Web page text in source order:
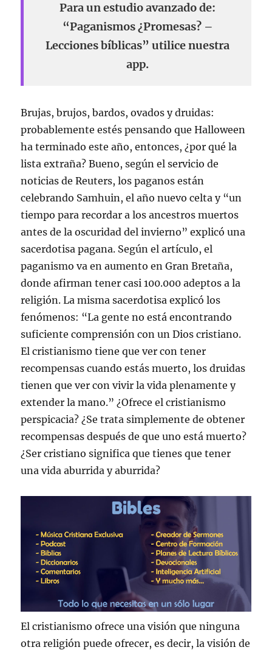
Para un estudio avanzado de:
“Paganismos ¿Promesas? –
Lecciones bíblicas” utilice nuestra
app.
Brujas, brujos, bardos, ovados y druidas:
probablemente estés pensando que Halloween
ha terminado este año, entonces, ¿por qué la
lista extraña? Bueno, según el servicio de
noticias de Reuters, los paganos están
celebrando Samhuin, el año nuevo celta y “un
tiempo para recordar a los ancestros muertos
antes de la oscuridad del invierno” explicó una
sacerdotisa pagana. Según el artículo, el
paganismo va en aumento en Gran Bretaña,
donde afirman tener casi 100.000 adeptos a la
religión. La misma sacerdotisa explicó los
fenómenos: “La gente no está encontrando
suficiente comprensión con un Dios cristiano.
El cristianismo tiene que ver con tener
recompensas cuando estás muerto, los druidas
tienen que ver con vivir la vida plenamente y
extender la mano.” ¿Ofrece el cristianismo
perspicacia? ¿Se trata simplemente de obtener
recompensas después de que uno está muerto?
¿Ser cristiano significa que tienes que tener
una vida aburrida y aburrida?
El cristianismo ofrece una visión que ninguna
otra religión puede ofrecer, es decir, la visión de